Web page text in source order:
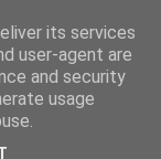
its services
user-agent are
and security
usage